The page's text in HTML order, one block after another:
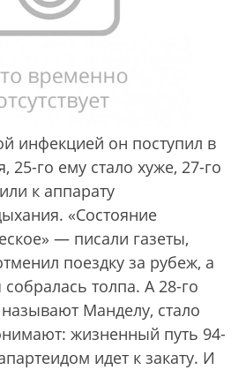
инфекцией он поступил в
25-го ему стало хуже, 27-го
к аппарату
«Состояние
— писали газеты,
поездку за рубеж, а
собралась толпа. А 28-го
Манделу, стало
жизненный путь 94-
идет к закату. И